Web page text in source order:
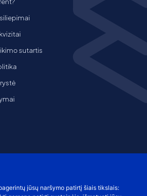
jūsų naršymo patirtį šiais tikslais:
sutartis